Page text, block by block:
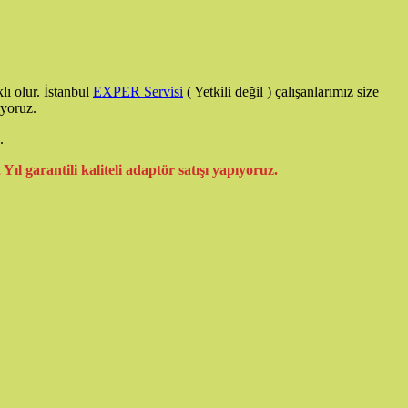
olur. İstanbul EXPER Servisi ( Yetkili değil ) çalışanlarımız size
Yıl garantili kaliteli adaptör satışı yapıyoruz.